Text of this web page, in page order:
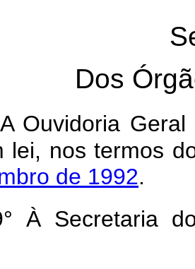
Dos
Ouvidoria
lei, nos termos
de 1992.
À Secretaria